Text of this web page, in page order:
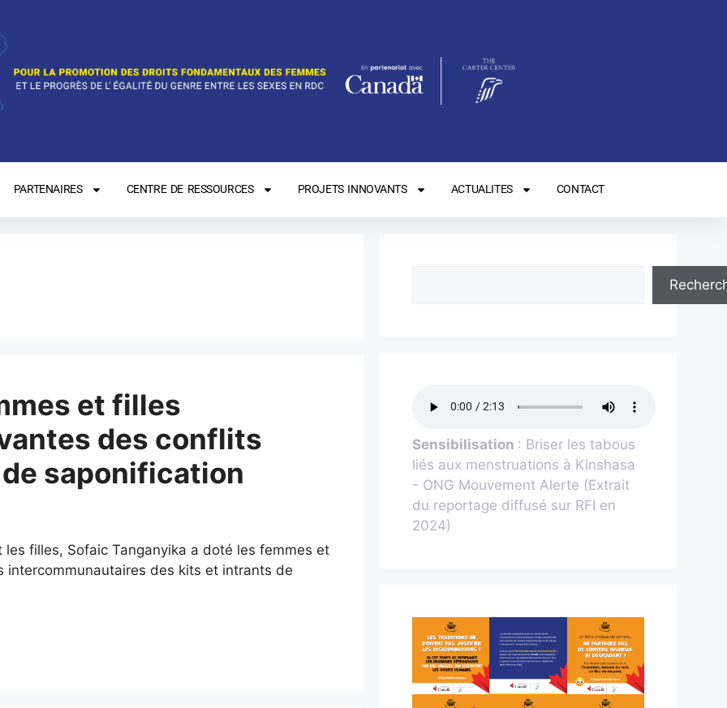
PARTENAIRES CENTRE DE RESSOURCES PROJETS INNOVANTS ACTUALITES CONTACT
et filles
des conflits
saponification
les filles, Sofaic Tanganyika a doté les femmes et
des kits et intrants de
Sensibilisation : Briser les tabous
liés aux menstruations à Kinshasa
- ONG Mouvement Alerte (Extrait
du reportage diffusé sur RFI en
2024)